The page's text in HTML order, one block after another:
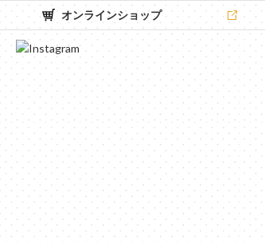
オンラインショップ